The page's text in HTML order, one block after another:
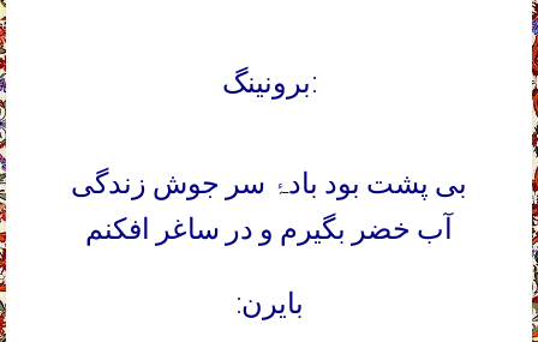
برونینگ:
بی پشت بود بادۂ سر جوش زندگی
آب خضر بگیرم و در ساغر افکنم
بایرن: